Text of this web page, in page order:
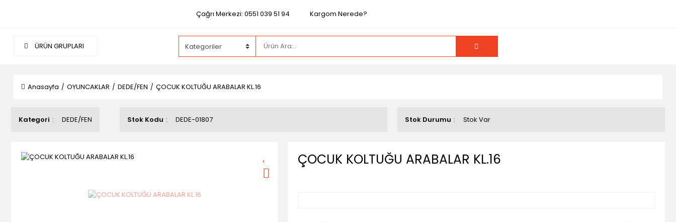
Çağrı Merkezi: 0551 039 51 94 Kargom Nerede?
ÜRÜN GRUPLARI
Anasayfa OYUNCAKLAR DEDE/FEN ÇOCUK KOLTUĞU ARABALAR KL.16
Kategori DEDE/FEN Stok Kodu DEDE-01807 Stok Durumu Stok Var
ÇOCUK KOLTUĞU ARABALAR KL.16